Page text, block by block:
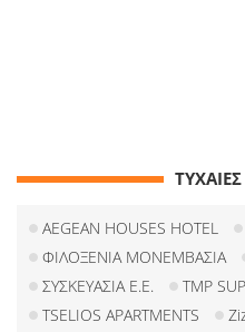
ΤΥΧΑΙΕΣ
AEGEAN HOUSES HOTEL
ΦΙΛΟΞΕΝΙΑ ΜΟΝΕΜΒΑΣΙΑ
ΣΥΣΚΕΥΑΣΙΑ Ε.Ε.
TMP
TSELIOS APARTMENTS